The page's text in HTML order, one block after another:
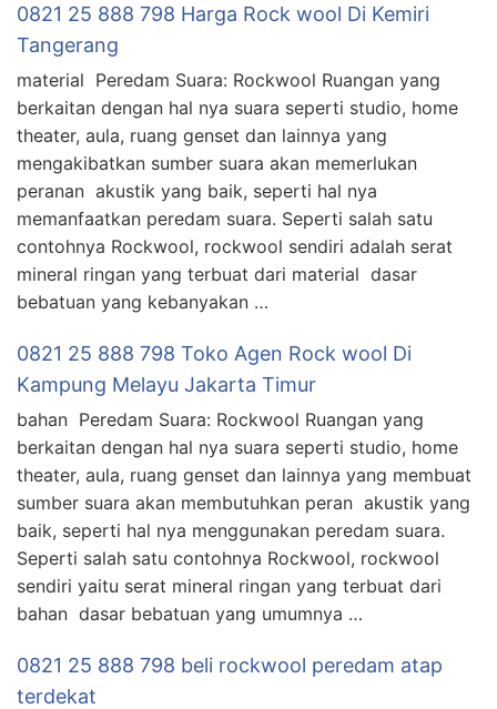
0821 25 888 798 Harga Rock wool Di Kemiri
Tangerang
material Peredam Suara: Rockwool Ruangan yang
berkaitan dengan hal nya suara seperti studio, home
theater, aula, ruang genset dan lainnya yang
mengakibatkan sumber suara akan memerlukan
peranan akustik yang baik, seperti hal nya
memanfaatkan peredam suara. Seperti salah satu
contohnya Rockwool, rockwool sendiri adalah serat
mineral ringan yang terbuat dari material dasar
bebatuan yang kebanyakan …
0821 25 888 798 Toko Agen Rock wool Di
Kampung Melayu Jakarta Timur
bahan Peredam Suara: Rockwool Ruangan yang
berkaitan dengan hal nya suara seperti studio, home
theater, aula, ruang genset dan lainnya yang membuat
sumber suara akan membutuhkan peran akustik yang
baik, seperti hal nya menggunakan peredam suara.
Seperti salah satu contohnya Rockwool, rockwool
sendiri yaitu serat mineral ringan yang terbuat dari
bahan dasar bebatuan yang umumnya …
0821 25 888 798 beli rockwool peredam atap
terdekat